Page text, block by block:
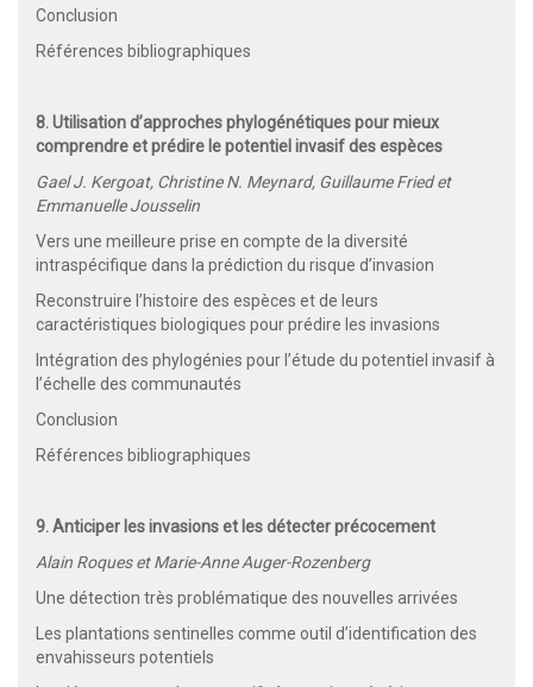
Conclusion
Références bibliographiques
8. Utilisation d’approches phylogénétiques pour mieux
comprendre et prédire le potentiel invasif des espèces
Gael J. Kergoat, Christine N. Meynard, Guillaume Fried et
Emmanuelle Jousselin
Vers une meilleure prise en compte de la diversité
intraspécifique dans la prédiction du risque d’invasion
Reconstruire l’histoire des espèces et de leurs
caractéristiques biologiques pour prédire les invasions
Intégration des phylogénies pour l’étude du potentiel invasif à
l’échelle des communautés
Conclusion
Références bibliographiques
9. Anticiper les invasions et les détecter précocement
Alain Roques et Marie-Anne Auger-Rozenberg
Une détection très problématique des nouvelles arrivées
Les plantations sentinelles comme outil d’identification des
envahisseurs potentiels